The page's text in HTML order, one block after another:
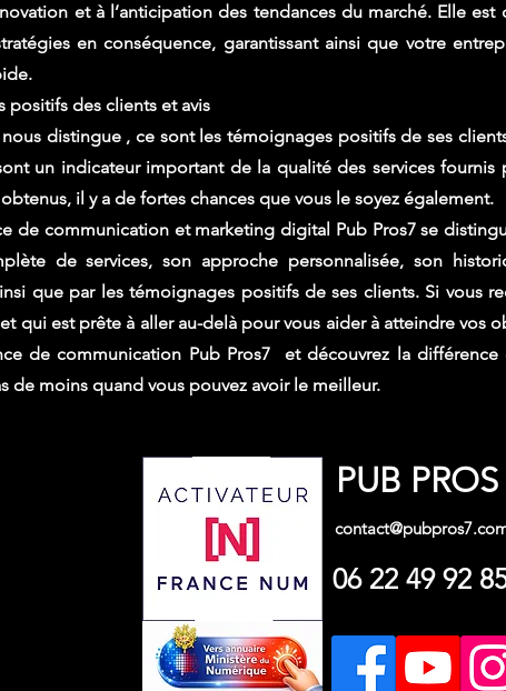
et à l’anticipation des tendances du marché. Elle
en conséquence, garantissant ainsi que votre
positifs des clients et avis
distingue , ce sont les témoignages positifs de ses
un indicateur important de la qualité des services fournis
il y a de fortes chances que vous le soyez également.
de communication et marketing digital Pub Pros7 se
de services, son approche personnalisée, son
que par les témoignages positifs de ses clients. Si vous
qui est prête à aller au-delà pour vous aider à atteindre vos
de communication Pub Pros7 et découvrez la
de moins quand vous pouvez avoir le meilleur.
PUB PROS
06 22 49 92